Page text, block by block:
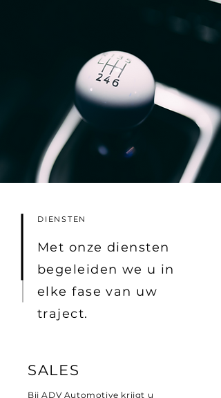
DIENSTEN
Met onze diensten
begeleiden we u in
elke fase van uw
traject.
SALES
Bij ADV Automotive krijgt u